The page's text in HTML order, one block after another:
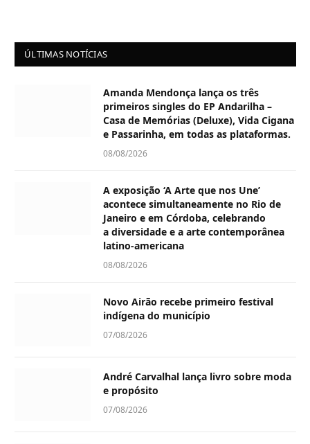
ÚLTIMAS NOTÍCIAS
Amanda Mendonça lança os três
primeiros singles do EP Andarilha –
Casa de Memórias (Deluxe), Vida Cigana
e Passarinha, em todas as plataformas.
08/08/2026
A exposição ‘A Arte que nos Une’
acontece simultaneamente no Rio de
Janeiro e em Córdoba, celebrando
a diversidade e a arte contemporânea
latino-americana
08/08/2026
Novo Airão recebe primeiro festival
indígena do município
07/08/2026
André Carvalhal lança livro sobre moda
e propósito
07/08/2026